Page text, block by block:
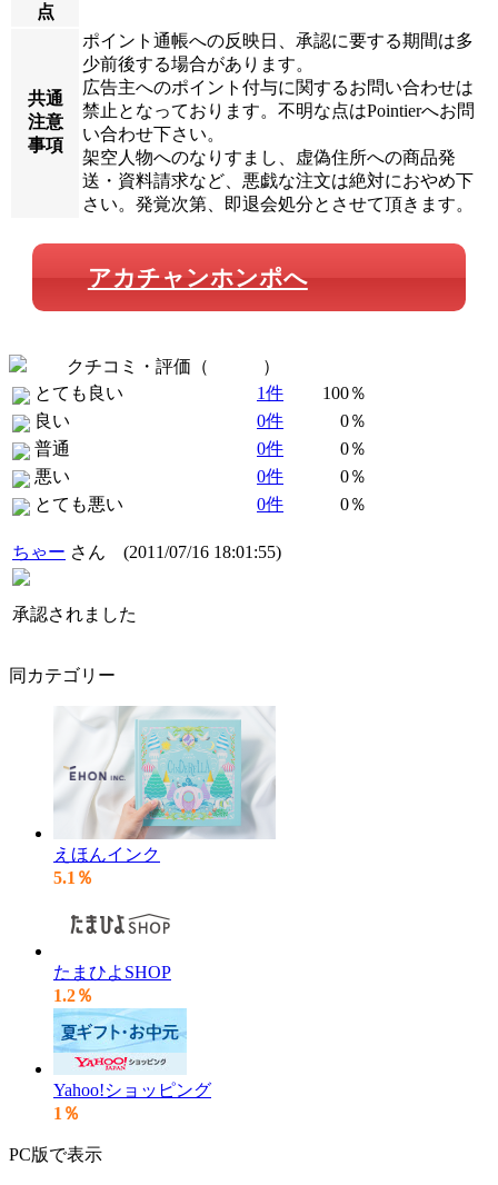
点
共通
注意
事項
ポイント通帳への反映日、承認に要する期間は多
少前後する場合があります。
広告主へのポイント付与に関するお問い合わせは
禁止となっております。不明な点はPointierへお問
い合わせ下さい。
架空人物へのなりすまし、虚偽住所への商品発
送・資料請求など、悪戯な注文は絶対におやめ下
さい。発覚次第、即退会処分とさせて頂きます。
アカチャンホンポへ
クチコミ・評価（
）
とても良い
1件
100％
良い
0件
0％
普通
0件
0％
悪い
0件
0％
とても悪い
0件 0％
ちゃー さん (2011/07/16 18:01:55)
承認されました
同カテゴリー
えほんインク
5.1％
たまひよSHOP
1.2％
Yahoo!ショッピング
1％
PC版で表示